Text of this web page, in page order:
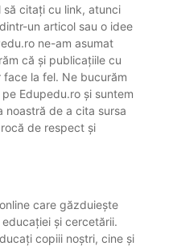
citați cu link, atunci
un articol sau o idee
ne-am asumat
că și publicațiile cu
la fel. Ne bucurăm
Edupedu.ro și suntem
noastră de a cita sursa
de respect și
care găzduiește
și cercetării.
copiii noștri, cine și